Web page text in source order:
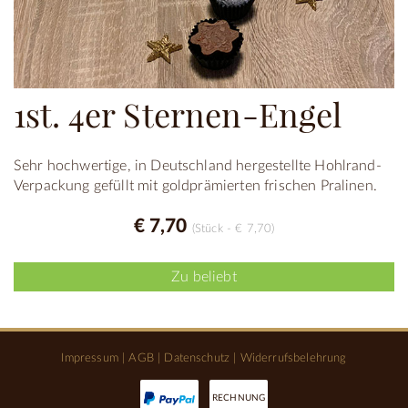
1st. 4er Sternen-Engel
Sehr hochwertige, in Deutschland hergestellte Hohlrand-
Verpackung gefüllt mit goldprämierten frischen Pralinen.
€ 7,70 (Stück - € 7,70)
Zu beliebt
Impressum|AGB| Datenschutz Widerrufsbelehrung
RECHNUNG